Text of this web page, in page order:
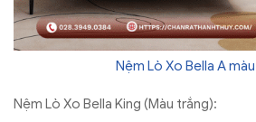
Nệm Lò Xo Bella A
Nệm Lò Xo Bella King (Màu trắng):